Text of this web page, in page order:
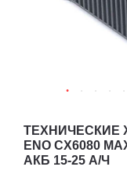
ТЕХНИЧЕСКИЕ
ENO CX6080
АКБ 15-25 А/Ч